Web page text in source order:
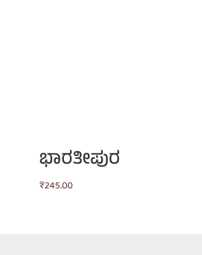
ಭಾರತೀಪುರ
₹245.00